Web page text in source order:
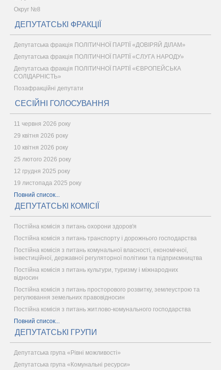
Округ №8
ДЕПУТАТСЬКІ ФРАКЦІЇ
Депутатська фракція ПОЛІТИЧНОЇ ПАРТІЇ «ДОВІРЯЙ ДІЛАМ»
Депутатська фракція ПОЛІТИЧНОЇ ПАРТІЇ «СЛУГА НАРОДУ»
Депутатська фракція ПОЛІТИЧНОЇ ПАРТІЇ «ЄВРОПЕЙСЬКА
СОЛІДАРНІСТЬ»
Позафракційні депутати
СЕСІЙНІ ГОЛОСУВАННЯ
11 червня 2026 року
29 квітня 2026 року
10 квітня 2026 року
25 лютого 2026 року
12 грудня 2025 року
19 листопада 2025 року
Повний список...
ДЕПУТАТСЬКІ КОМІСІЇ
Постійна комісія з питань охорони здоров'я
Постійна комісія з питань транспорту і дорожнього господарства
Постійна комісія з питань комунальної власності, економічної,
інвестиційної, державної регуляторної політики та підприємництва
Постійна комісія з питань культури, туризму і міжнародних
відносин
Постійна комісія з питань просторового розвитку, землеустрою та
регулювання земельних правовідносин
Постійна комісія з питань житлово-комунального господарства
Повний список...
ДЕПУТАТСЬКІ ГРУПИ
Депутатська група «Рівні можливості»
Депутатська група «Комунальні ресурси»